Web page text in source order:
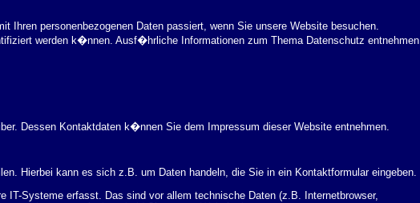
personenbezogenen Daten passiert, wenn Sie unsere Website besuchen.
werden k�nnen. Ausf�hrliche Informationen zum Thema Datenschutz entnehmen
Dessen Kontaktdaten k�nnen Sie dem Impressum dieser Website entnehmen.
Hierbei kann es sich z.B. um Daten handeln, die Sie in ein Kontaktformular eingeben.
IT-Systeme erfasst. Das sind vor allem technische Daten (z.B. Internetbrowser,